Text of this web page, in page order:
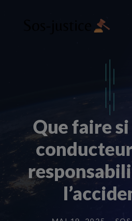
Que faire si